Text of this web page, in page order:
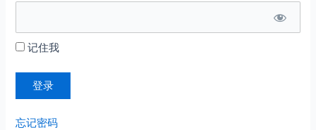
记住我
忘记密码